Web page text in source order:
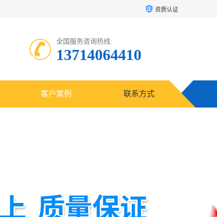
资质认证
全国服务咨询热线:
13714064410
客户案例 联系方式